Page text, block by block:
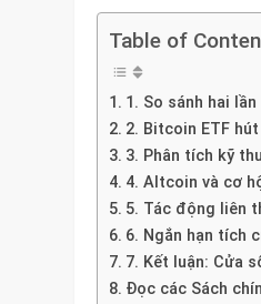
Table of
1. So sánh hai
2. Bitcoin ETF
3. Phân tích kỹ
4. Altcoin và cơ
5. Tác động liên
6. Ngắn hạn tích
7. Kết luận: Cửa
Đọc các Sách